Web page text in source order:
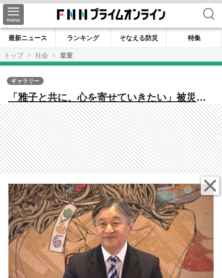
検索
最新ニュース ランキング そなえる防災
特集
トップ
社会 皇室
「雅子と共に、心を寄せていきたい」被災地
へ思い…天皇陛下66歳の誕生日 愛子さまの
成長に喜び “時代に即した公務”への考えも
【会見全文】
ギャラリー